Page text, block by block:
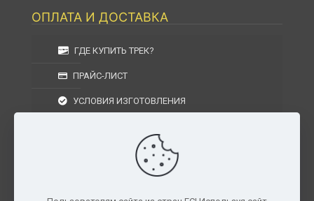
ОПЛАТА И ДОСТАВКА
ГДЕ КУПИТЬ ТРЕК?
ПРАЙС-ЛИСТ
УСЛОВИЯ ИЗГОТОВЛЕНИЯ
УСЛОВИЯ ВОЗВРАТА